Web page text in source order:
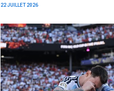
22 JUILLET 2026